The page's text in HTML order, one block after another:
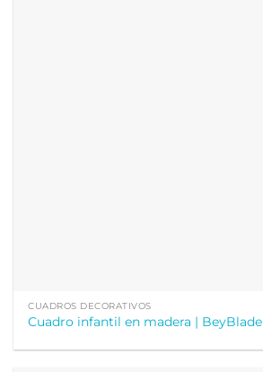
CUADROS DECORATIVOS
Cuadro infantil en madera | BeyBlade